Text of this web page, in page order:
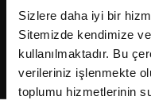
Sizlere daha iyi bir
Sitemizde kendimize
kullanılmaktadır. Bu
verileriniz işlenmekte
toplumu hizmetlerinin
2026Fikriyat. Tüm